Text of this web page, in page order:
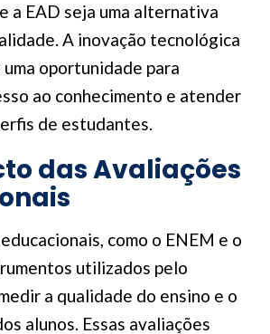
a EAD seja uma alternativa
A inovação tecnológica
uma oportunidade para
ao conhecimento e atender
de estudantes.
das Avaliações
como o ENEM e o
utilizados pelo
a qualidade do ensino e o
alunos. Essas avaliações